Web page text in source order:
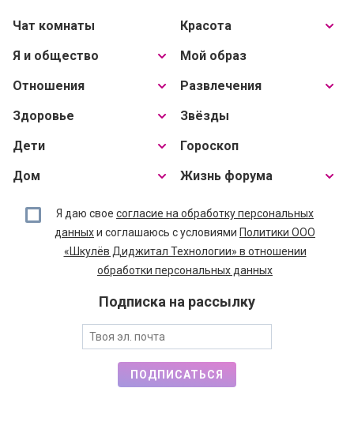
Чат комнаты
Я и общество
Отношения
Здоровье
Дети
Дом
Красота
Мой образ
Развлечения
Звёзды
Гороскоп
Жизнь форума
Я даю свое согласие на обработку персональных
данныхи соглашаюсь с условиями Политики ООО
«Шкулёв Диджитал Технологии» в отношении
обработки персональных данных
Подписка на рассылку
ПОДПИСАТЬСЯ